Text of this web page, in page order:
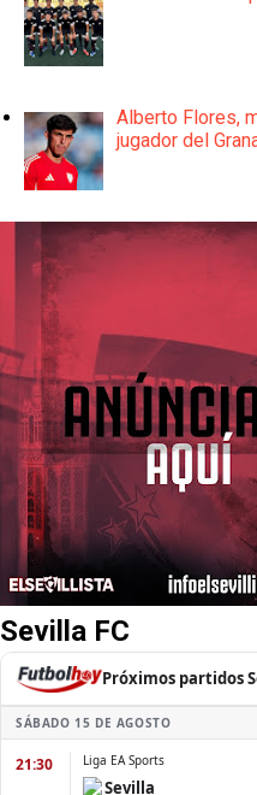
Alberto Flores,
jugador del
Sevilla FC